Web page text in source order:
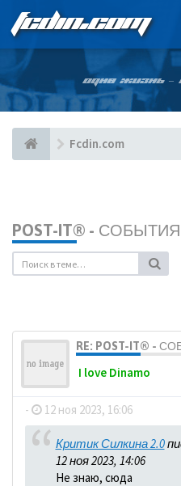
FCDIN.COM
ОДНА ЖИЗНЬ –
Fcdin.com
POST-IT® -
RE: POST-IT® -
I love Dinamo
- 12 ноя 2023, 16:06
Критик Силкина 2.0
12 ноя 2023, 14:06
Не знаю, сюда